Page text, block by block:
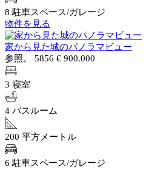
8 駐車スペース/ガレージ
物件を見る
家から見た城のパノラマビュー
参照。 5856 € 900.000
3 寝室
4 バスルーム
200 平方メートル
6 駐車スペース/ガレージ